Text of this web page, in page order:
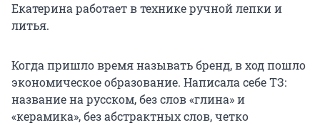
Екатерина работает в технике ручной лепки и
литья.
Когда пришло время называть бренд, в ход пошло
экономическое образование. Написала себе ТЗ:
название на русском, без слов «глина» и
«керамика», без абстрактных слов, четко